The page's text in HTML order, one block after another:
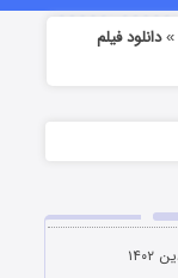
»دانلود فیلم